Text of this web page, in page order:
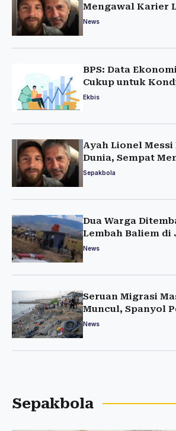
Mengawal Karier
News
BPS: Data
Cukup untuk
Ekbis
Ayah Lionel
Dunia, Sempat
Perawatan Medis
Sepakbola
Dua Warga
Lembah Baliem di
News
Seruan Migrasi
Muncul, Spanyol
Pengamanan
News
Sepakbola